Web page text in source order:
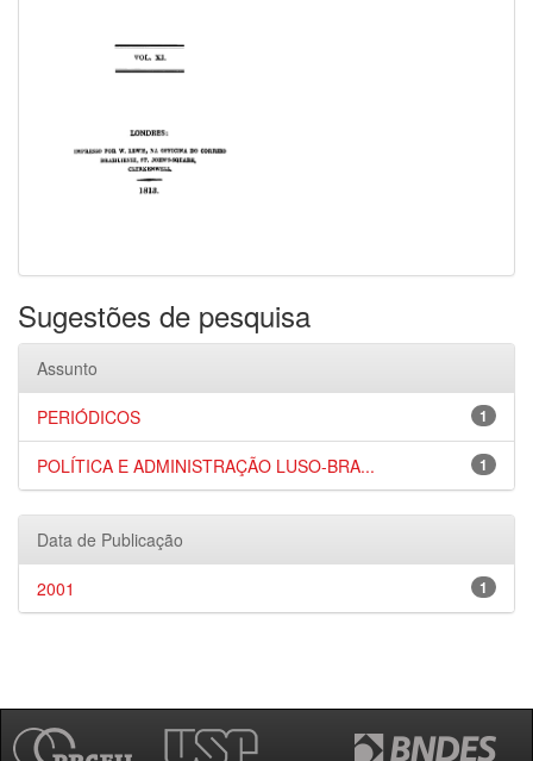
Sugestões de pesquisa
Assunto
1
PERIÓDICOS
1
POLÍTICA E ADMINISTRAÇÃO LUSO-BRA...
Data de Publicação
1
2001